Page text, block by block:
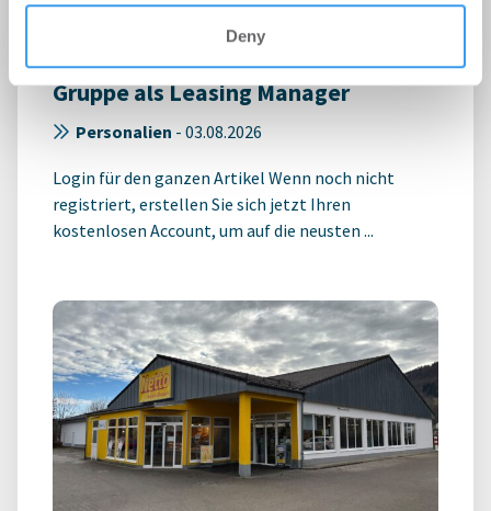
Deny
Philipp Westphal verstärkt IPH
Gruppe als Leasing Manager
Personalien - 03.08.2026
Login für den ganzen Artikel Wenn noch nicht
registriert, erstellen Sie sich jetzt Ihren
kostenlosen Account, um auf die neusten ...